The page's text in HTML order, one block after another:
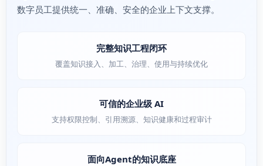
数字员工提供统一、准确、安全的企业上下文支撑。
完整知识工程闭环
覆盖知识接入、加工、治理、使用与持续优化
可信的企业级 AI
支持权限控制、引用溯源、知识健康和过程审计
面向Agent的知识底座